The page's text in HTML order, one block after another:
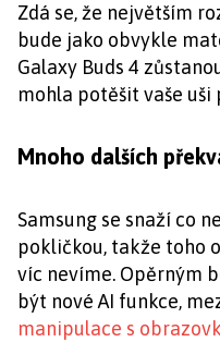
Zdá se, že největším
bude jako obvykle
Galaxy Buds 4
mohla potěšit vaše
Mnoho dalších
Samsung se snaží co
pokličkou, takže toho
víc nevíme. Opěrným
být nové AI funkce,
manipulace s